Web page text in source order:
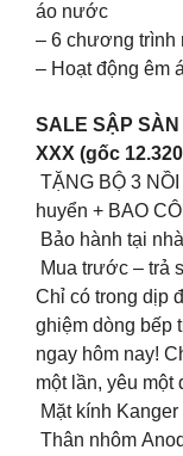
áo nước
– 6 chương trình
– Hoạt động êm
SALE SẬP SÀN
XXX (gốc
TẶNG BỘ 3
huyển + BAO
Bảo hành tại
Mua trước – trả
Chỉ có trong dịp
ghiệm dòng bếp
ngay hôm nay!
một lần, yêu một
Mặt kính
Thân nhôm